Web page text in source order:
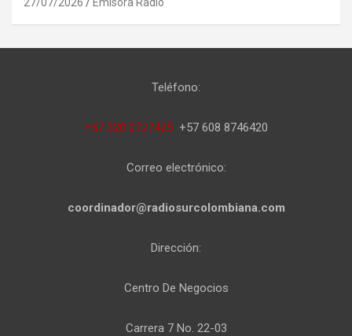
27/07/2026 Emisora Radio
Teléfono:
+57 320 2727425 +57 608 8746420
Correo electrónico:
coordinador@radiosurcolombiana.com
Dirección:
Centro De Negocios
Carrera 7 No. 22-03